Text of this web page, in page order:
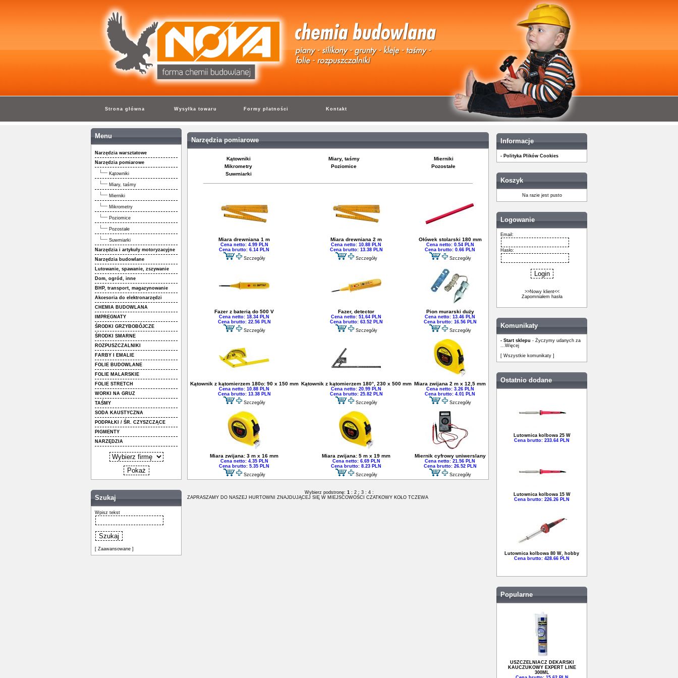
Strona główna Wysyłka towaru Formy płatności Kontakt
Menu
Narzędzia warsztatowe
Narzędzia pomiarowe
Kątowniki
Miary, taśmy
Mierniki
Mikrometry
Poziomice
Pozostałe
Suwmiarki
Narzędzia i artykuły motoryzacyjne
Narzędzia budowlane
Lutowanie, spawanie, zszywanie
Dom, ogród, inne
BHP, transport, magazynowanie
Akcesoria do elektronarzędzi
CHEMIA BUDOWLANA
IMPREGNATY
ŚRODKI GRZYBOBÓJCZE
ŚRODKI SMARNE
ROZPUSZCZALNIKI
FARBY I EMALIE
FOLIE BUDOWLANE
FOLIE MALARSKIE
FOLIE STRETCH
WORKI NA GRUZ
TAŚMY
SODA KAUSTYCZNA
PODPAŁKI / ŚR. CZYSZCZĄCE
PIGMENTY
NARZĘDZIA
Szukaj
Wpisz tekst
[ Zaawansowane ]
Narzędzia pomiarowe
Kątowniki Miary, taśmy
Mierniki
Mikrometry
Poziomice
Pozostałe
Suwmiarki
Miara drewniana 1 m
Cena netto: 4.99 PLN
Cena brutto: 6.14 PLN
Szczegóły
Miara drewniana 2 m
Cena netto: 10.88 PLN
Cena brutto: 13.38 PLN
Szczegóły
Ołówek stolarski 180 mm
Cena netto: 0.54 PLN
Cena brutto: 0.66 PLN
Szczegóły
Fazer z baterią do 500 V
Cena netto: 18.34 PLN
Cena brutto: 22.56 PLN
Szczegóły
Fazer, detector
Cena netto: 51.64 PLN
Cena brutto: 63.52 PLN
Szczegóły
Pion murarski duży
Cena netto: 13.46 PLN
Cena brutto: 16.56 PLN
Szczegóły
Kątownik z kątomierzem 180o: 90 x 150 mm
Cena netto: 10.88 PLN
Cena brutto: 13.38 PLN
Szczegóły
Kątownik z kątomierzem 180°, 230 x 500 mm
Cena netto: 20.99 PLN
Cena brutto: 25.82 PLN
Szczegóły
Miara zwijana 2 m x 12,5 mm
Cena netto: 3.26 PLN
Cena brutto: 4.01 PLN
Szczegóły
Miara zwijana: 3 m x 16 mm
Cena netto: 4.35 PLN
Cena brutto: 5.35 PLN
Szczegóły
Miara zwijana: 5 m x 19 mm
Cena netto: 6.69 PLN
Cena brutto: 8.23 PLN
Szczegóły
Miernik cyfrowy uniwerslany
Cena netto: 21.56 PLN
Cena brutto: 26.52 PLN
Szczegóły
Wybierz podstronę: 1 : 2 : 3 : 4 :
ZAPRASZAMY DO NASZEJ HURTOWNI ZNAJDUJĄCEJ SIĘ W MIEJSCOWOŚCI CZATKOWY KOŁO TCZEWA
Informacje
- Polityka Plików Cookies
Koszyk
Na razie jest pusto
Logowanie
Email:
Hasło:
>>Nowy klient<<
Zapomniałem hasła
Komunikaty
- Start sklepu - Życzymy udanych za
...Więcej
[ Wszystkie komunikaty ]
Ostatnio dodane
Lutownica kolbowa 25 W
Cena brutto: 233.64 PLN
Lutownica kolbowa 15 W
Cena brutto: 226.26 PLN
Lutownica kolbowa 80 W, hobby
Cena brutto: 428.66 PLN
Popularne
USZCZELNIACZ DEKARSKI
KAUCZUKOWY EXPERT LINE
300ML